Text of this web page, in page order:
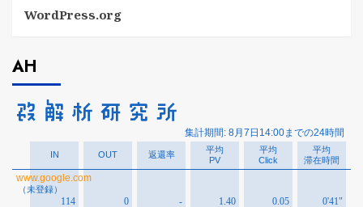
WordPress.org
AH